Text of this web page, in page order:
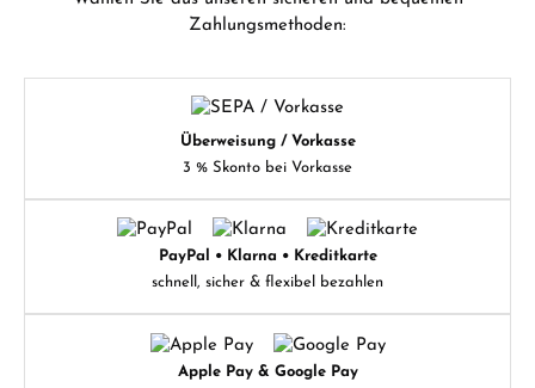
Zahlungsmethoden:
Überweisung / Vorkasse
3 % Skonto bei Vorkasse
PayPal • Klarna • Kreditkarte
schnell, sicher & flexibel bezahlen
Apple Pay & Google Pay